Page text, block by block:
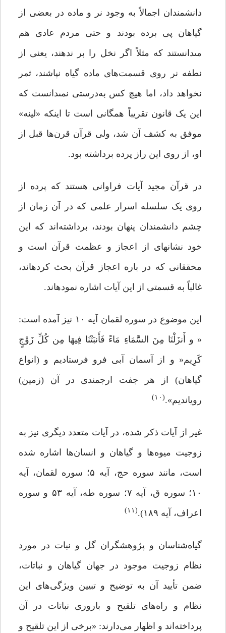
دانشمندان اجمالاً به وجود نر و ماده در بعضى از
گیاهان پى برده بودند و حتى مردم عادى هم
مى‏دانستند که مثلاً اگر نخل را بر ندهند، یعنى از
نطفه نر روى قسمت‌هاى ماده گیاه نپاشند، ثمر
نخواهد داد، اما هیچ ‌کس به‌درستى نمى‏دانست که
این یک قانون تقریباً همگانى است تا اینکه «لینه»
موفق به کشف آن شد، ولى قرآن قرن‌ها قبل از
او، از روى این راز پرده برداشته بود.
در قرآن مجید آیات فراوانى هستند که پرده از
روى یک سلسله اسرار علمى که در آن زمان از
چشم دانشمندان پنهان بودند، برداشته‌اند که این
خود نشانه‏اى از اعجاز و عظمت قرآن است و
محققانى که در باره اعجاز قرآن بحث کرده‏اند،
غالباً به قسمتى از این آیات اشاره نموده‏اند.
این موضوع در سوره لقمان آیه ۱۰ نیز آمده است:
« و أَنزَلْنَا مِنَ السَّمَاءِ مَاءً فَأَنبَتْنَا فِیهَا مِن کُلِّ زَوْجٍ
کَرِیم« و از آسمان آبى فرو فرستادیم و (انواع
گیاهان) از هر جفت ارجمندى در آن (زمین)
رویاندیم».(۱۰)
غیر از آیات ذکر شده، در آیات متعدد دیگری نیز به
زوجیت میوه‌ها و گیاهان و انسان‌ها اشاره شده
است، مانند سوره حج، آیه ۵؛ سوره لقمان، آیه
۱۰؛ سوره ‌ق، آیه ۷؛ سوره طه، آیه ۵۳ و سوره
اعراف، آیه ۱۸۹).
(۱۱)
گیاه‌شناسان و پژوهشگران گل و نبات در مورد
نظام زوجیت موجود در جهان گیاهان و نباتات،
ضمن تأیید آن به توضیح و تبیین ویژگی‌های این
نظام و راه‌های تلقیح و باروری نباتات در آن
پرداخته‌اند و اظهار می‌دارند: «برخی از این تلقیح و